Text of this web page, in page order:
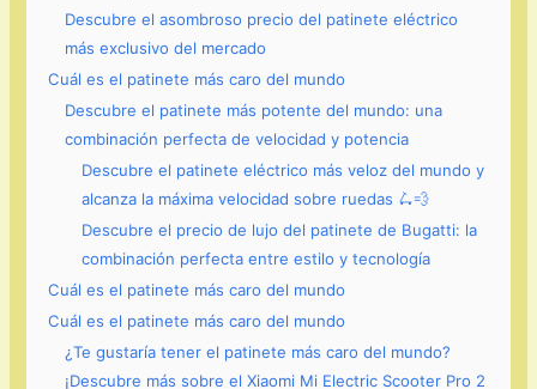
Descubre el asombroso precio del patinete eléctrico
más exclusivo del mercado
Cuál es el patinete más caro del mundo
Descubre el patinete más potente del mundo: una
combinación perfecta de velocidad y potencia
Descubre el patinete eléctrico más veloz del mundo y
alcanza la máxima velocidad sobre ruedas 🛴💨
Descubre el precio de lujo del patinete de Bugatti: la
combinación perfecta entre estilo y tecnología
Cuál es el patinete más caro del mundo
Cuál es el patinete más caro del mundo
¿Te gustaría tener el patinete más caro del mundo?
¡Descubre más sobre el Xiaomi Mi Electric Scooter Pro 2